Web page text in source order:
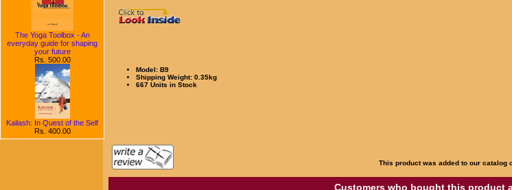
The Yoga Toolbox - An
everyday guide for shaping
your future
Rs. 500.00
Kailash: In Quest of the Self
Rs. 400.00
Model: B9
Shipping Weight: 0.35kg
667 Units in Stock
This product was added to our catalog
Customers who bought this product